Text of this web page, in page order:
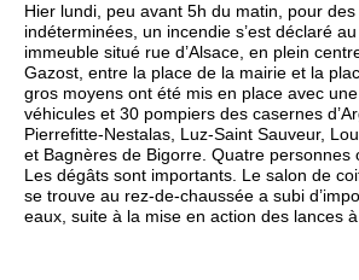
Hier lundi, peu avant 5h du matin, pour
indéterminées, un incendie s’est déclaré au
immeuble situé rue d’Alsace, en plein
Gazost, entre la place de la mairie et la
gros moyens ont été mis en place avec
véhicules et 30 pompiers des casernes
Pierrefitte-Nestalas, Luz-Saint Sauveur,
et Bagnères de Bigorre. Quatre personnes
Les dégâts sont importants. Le salon de
se trouve au rez-de-chaussée a subi
eaux, suite à la mise en action des lances à